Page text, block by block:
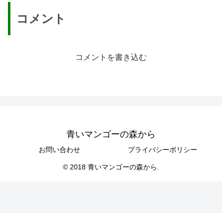
コメント
コメントを書き込む
青いマンゴーの森から
お問い合わせ プライバシーポリシー
© 2018 青いマンゴーの森から.